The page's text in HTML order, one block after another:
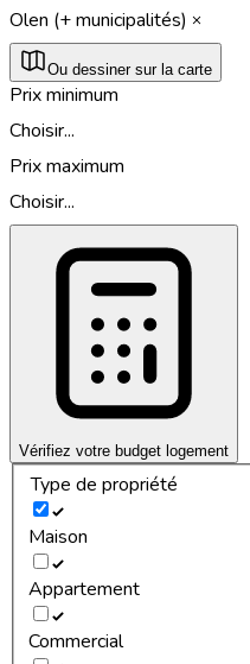
Olen (+ municipalités)
Ou dessiner sur la carte
Prix minimum
Choisir...
Prix maximum
Choisir...
Vérifiez votre budget logement
Type de propriété
Maison
Appartement
Commercial